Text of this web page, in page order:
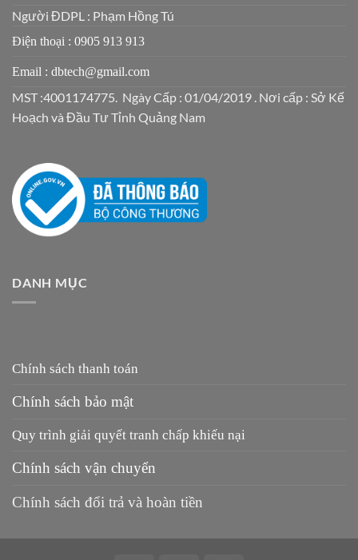
Người ĐDPL : Phạm Hồng Tú
Điện thoại : 0905 913 913
Email : dbtech@gmail.com
MST :4001174775. Ngày Cấp : 01/04/2019 . Nơi cấp : Sở Kế
Hoạch và Đầu Tư Tỉnh Quảng Nam
DANH MỤC
Chính sách thanh toán
Chính sách bảo mật
Quy trình giải quyết tranh chấp khiếu nại
Chính sách vận chuyển
Chính sách đổi trả và hoàn tiền